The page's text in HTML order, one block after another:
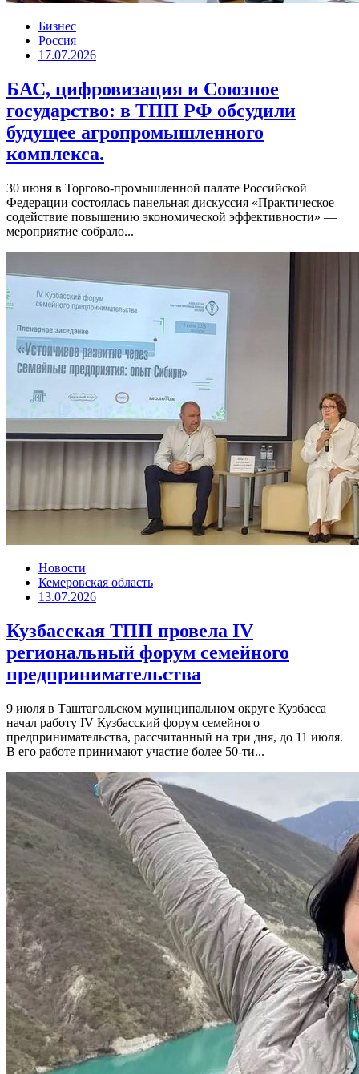
Бизнес
Россия
17.07.2026
БАС, цифровизация и Союзное
государство: в ТПП РФ обсудили
будущее агропромышленного
комплекса.
30 июня в Торгово-промышленной палате Российской
Федерации состоялась панельная дискуссия «Практическое
содействие повышению экономической эффективности» —
мероприятие собрало...
Новости
Кемеровская область
13.07.2026
Кузбасская ТПП провела IV
региональный форум семейного
предпринимательства
9 июля в Таштагольском муниципальном округе Кузбасса
начал работу IV Кузбасский форум семейного
предпринимательства, рассчитанный на три дня, до 11 июля.
В его работе принимают участие более 50-ти...